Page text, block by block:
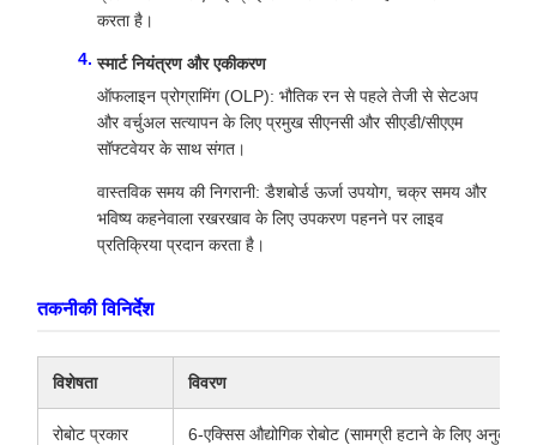
करता है।
स्मार्ट नियंत्रण और एकीकरण
ऑफलाइन प्रोग्रामिंग (OLP): भौतिक रन से पहले तेजी से सेटअप
और वर्चुअल सत्यापन के लिए प्रमुख सीएनसी और सीएडी/सीएएम
सॉफ्टवेयर के साथ संगत।
वास्तविक समय की निगरानी: डैशबोर्ड ऊर्जा उपयोग, चक्र समय और
भविष्य कहनेवाला रखरखाव के लिए उपकरण पहनने पर लाइव
प्रतिक्रिया प्रदान करता है।
तकनीकी विनिर्देश
विशेषता विवरण
रोबोट प्रकार 6-एक्सिस औद्योगिक रोबोट (सामग्री हटाने के लिए